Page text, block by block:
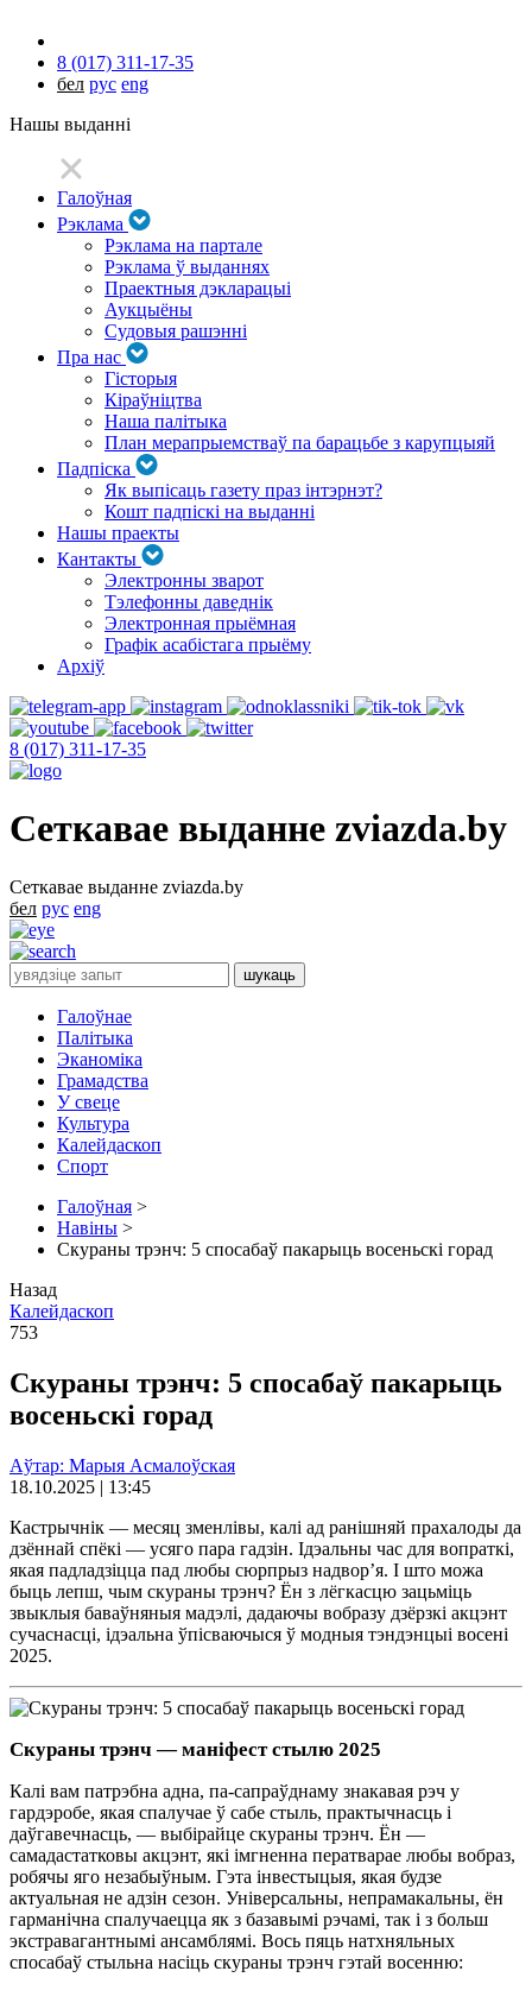
8 (017) 311-17-35
бел рус eng
Нашы выданні
Галоўная
Рэклама
Рэклама на партале
Рэклама ў выданнях
Праектныя дэкларацыі
Аукцыёны
Судовыя рашэнні
Пра нас
Гісторыя
Кіраўніцтва
Наша палітыка
План мерапрыемстваў па барацьбе з карупцыяй
Падпіска
Як выпісаць газету праз інтэрнэт?
Кошт падпіскі на выданні
Нашы праекты
Кантакты
Электронны зварот
Тэлефонны даведнік
Электронная прыёмная
Графік асабістага прыёму
Архіў
8 (017) 311-17-35
Сеткавае выданне zviazda.by
Сеткавае выданне zviazda.by
бел рус eng
Галоўнае
Палітыка
Эканоміка
Грамадства
У свеце
Культура
Калейдаскоп
Спорт
Галоўная >
Навіны >
Скураны трэнч: 5 спосабаў пакарыць восеньскі горад
Назад
Калейдаскоп
753
Скураны трэнч: 5 спосабаў пакарыць
восеньскі горад
Аўтар: Марыя Асмалоўская
18.10.2025 | 13:45
Кастрычнік — месяц зменлівы, калі ад ранішняй прахалоды да
дзённай спёкі — усяго пара гадзін. Ідэальны час для вопраткі,
якая падладзіцца пад любы сюрпрыз надвор’я. І што можа
быць лепш, чым скураны трэнч? Ён з лёгкасцю зацьміць
звыклыя баваўняныя мадэлі, дадаючы вобразу дзёрзкі акцэнт
сучаснасці, ідэальна ўпісваючыся ў модныя тэндэнцыі восені
2025.
Скураны трэнч — маніфест стылю 2025
Калі вам патрэбна адна, па-сапраўднаму знакавая рэч у
гардэробе, якая спалучае ў сабе стыль, практычнасць і
даўгавечнасць, — выбірайце скураны трэнч. Ён —
самадастатковы акцэнт, які імгненна ператварае любы вобраз,
робячы яго незабыўным. Гэта інвестыцыя, якая будзе
актуальная не адзін сезон. Універсальны, непрамакальны, ён
гарманічна спалучаецца як з базавымі рэчамі, так і з больш
экстравагантнымі ансамблямі. Вось пяць натхняльных
спосабаў стыльна насіць скураны трэнч гэтай восенню: